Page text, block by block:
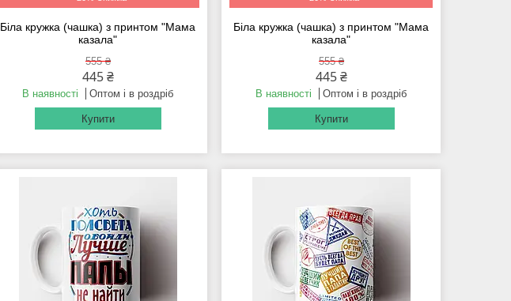
Біла кружка (чашка) з принтом "Мама
казала"
555 ₴
445 ₴
В наявності Оптом і в роздріб
Купити
Біла кружка (чашка) з принтом "Мама
казала"
555 ₴
445 ₴
В наявності Оптом і в роздріб
Купити